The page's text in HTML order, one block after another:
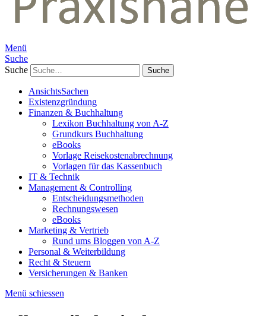
Menü
Suche
Suche
AnsichtsSachen
Existenzgründung
Finanzen & Buchhaltung
Lexikon Buchhaltung von A-Z
Grundkurs Buchhaltung
eBooks
Vorlage Reisekostenabrechnung
Vorlagen für das Kassenbuch
IT & Technik
Management & Controlling
Entscheidungsmethoden
Rechnungswesen
eBooks
Marketing & Vertrieb
Rund ums Bloggen von A-Z
Personal & Weiterbildung
Recht & Steuern
Versicherungen & Banken
Menü schiessen